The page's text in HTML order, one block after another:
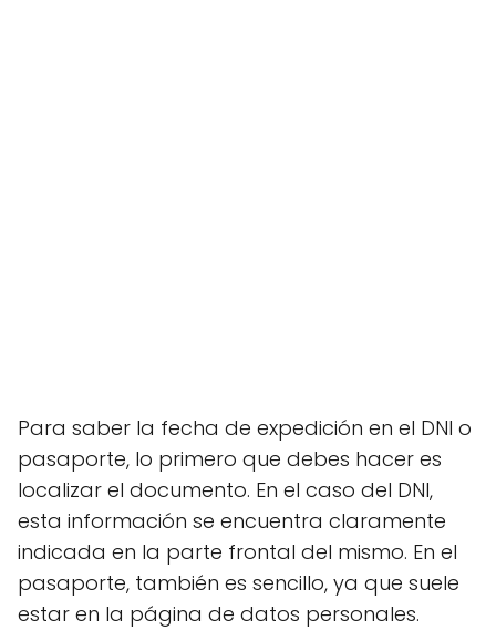
Para saber la fecha de expedición en el DNI o
pasaporte, lo primero que debes hacer es
localizar el documento. En el caso del DNI,
esta información se encuentra claramente
indicada en la parte frontal del mismo. En el
pasaporte, también es sencillo, ya que suele
estar en la página de datos personales.